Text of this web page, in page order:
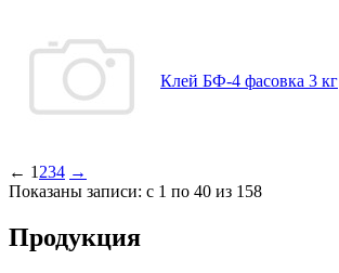
Клей БФ-4 фасовка 3 кг
← 1 234 →
Показаны записи: с 1 по 40 из 158
Продукция